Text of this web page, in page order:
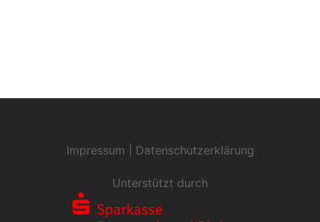
Impressum Datenschutzerklärung
Unterstützt durch